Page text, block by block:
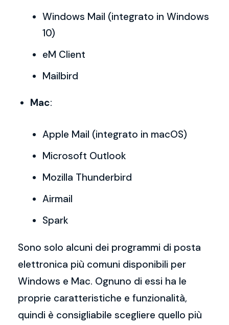
Windows Mail (integrato in Windows
10)
eM Client
Mailbird
Mac:
Apple Mail (integrato in macOS)
Microsoft Outlook
Mozilla Thunderbird
Airmail
Spark
Sono solo alcuni dei programmi di posta
elettronica più comuni disponibili per
Windows e Mac. Ognuno di essi ha le
proprie caratteristiche e funzionalità,
quindi è consigliabile scegliere quello più